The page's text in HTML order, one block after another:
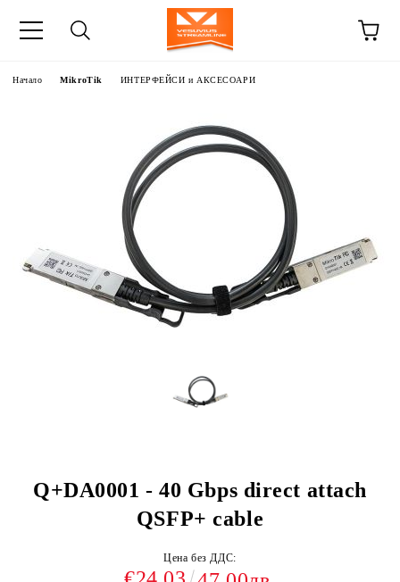
Начало MikroTik ИНТЕРФЕЙСИ и АКСЕСОАРИ
Q+DA0001 - 40 Gbps direct attach
QSFP+ cable
Цена без ДДС: